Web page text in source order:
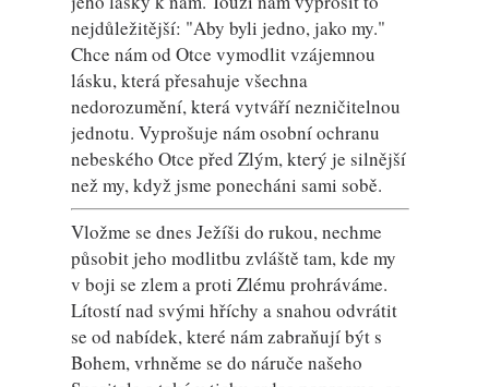
nejdůležitější: "Aby byli jedno, jako my."
Chce nám od Otce vymodlit vzájemnou
lásku, která přesahuje všechna
nedorozumění, která vytváří nezničitelnou
jednotu. Vyprošuje nám osobní ochranu
nebeského Otce před Zlým, který je silnější
než my, když jsme ponecháni sami sobě.
Vložme se dnes Ježíši do rukou, nechme
působit jeho modlitbu zvláště tam, kde my
v boji se zlem a proti Zlému prohráváme.
Lítostí nad svými hříchy a snahou odvrátit
se od nabídek, které nám zabraňují být s
Bohem, vrhněme se do náruče našeho